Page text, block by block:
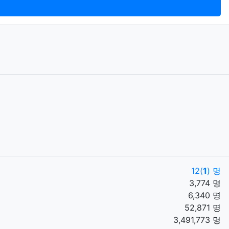
12(1) 명
3,774 명
6,340 명
52,871 명
3,491,773 명